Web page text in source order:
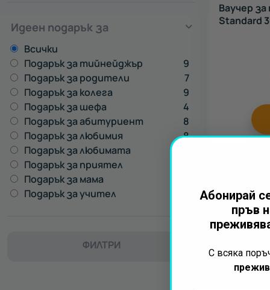
Идеен подарък за
Всички
Подарък за тийнейджър
9
Подарък за родители
7
Подарък за колега
9
Подарък за шефа
4
Подарък за абитуриент
8
Подарък за любимия
8
Подарък за любимата
Подарък за приятел
Подарък за мама
Подарък за учител
ФИЛТРИ
Ваучер
Standard
Абонирай
пръв
С всяка